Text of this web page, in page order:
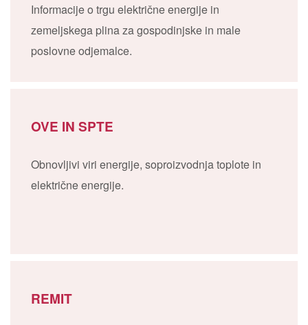
Informacije o trgu električne energije in
zemeljskega plina za gospodinjske in male
poslovne odjemalce.
OVE IN SPTE
Obnovljivi viri energije, soproizvodnja toplote in
električne energije.
REMIT